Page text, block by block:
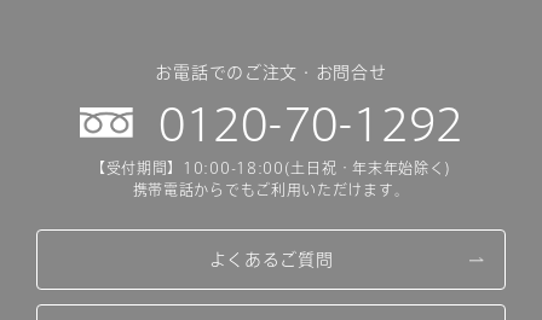
お電話でのご注文・お問合せ
0120-70-1292
【受付期間】10:00-18:00(土日祝・年末年始除く)
携帯電話からでもご利用いただけます。
よくあるご質問